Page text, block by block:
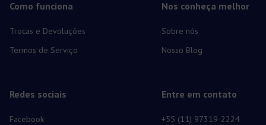
Como funciona
Trocas e Devoluções
Termos de Serviço
Nos conheça melhor
Sobre nós
Nosso Blog
Redes sociais
Facebook
Entre em contato
+55 (11) 97319-2224